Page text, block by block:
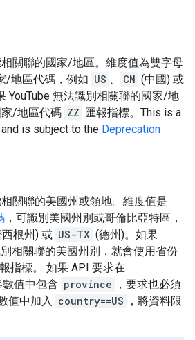
關聯的國家/地區。維度值為雙字母
/地區代碼，例如 US 、 CN (中國) 或
YouTube 無法識別相關聯的國家/地
/地區代碼 ZZ 匯報指標。 This is a
is subject to the Deprecation
關聯的美國州或領地。維度值是
，可識別美國州別或哥倫比亞特區，
根州) 或 US-TX (德州)。如果
相關聯的美國州別，就會使用省份
指標。 如果 API 要求在
數值中包含 province
，要求也必須
值中加入 country==US
，將資料限